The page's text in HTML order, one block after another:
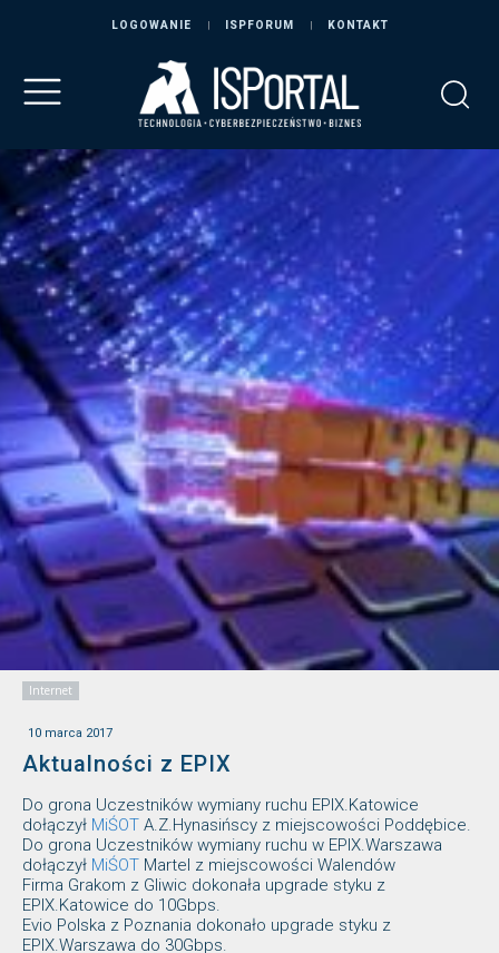
LOGOWANIE ISPFORUM KONTAKT
Internet
10 marca 2017
Aktualności z EPIX
Do grona Uczestników wymiany ruchu EPIX.Katowice
dołączył MiŚOT A.Z.Hynasińscy z miejscowości Poddębice.
Do grona Uczestników wymiany ruchu w EPIX.Warszawa
dołączył MiŚOT Martel z miejscowości Walendów
Firma Grakom z Gliwic dokonała upgrade styku z
EPIX.Katowice do 10Gbps.
Evio Polska z Poznania dokonało upgrade styku z
EPIX.Warszawa do 30Gbps.